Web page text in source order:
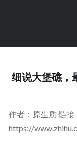
细说大堡礁，
作者：原生质 链接
https://